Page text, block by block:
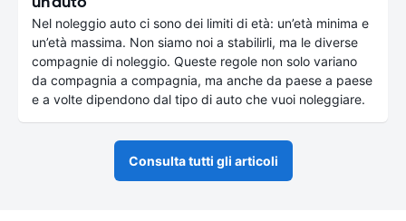
Nel noleggio auto ci sono dei limiti di età: un’età minima e
un’età massima. Non siamo noi a stabilirli, ma le diverse
compagnie di noleggio. Queste regole non solo variano
da compagnia a compagnia, ma anche da paese a paese
e a volte dipendono dal tipo di auto che vuoi noleggiare.
Consulta tutti gli articoli